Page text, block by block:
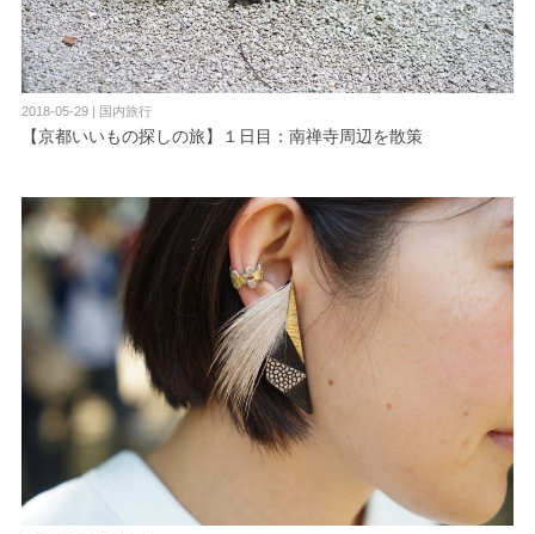
2018-05-29 | 国内旅行
【京都いいもの探しの旅】１日目：南禅寺周辺を散策